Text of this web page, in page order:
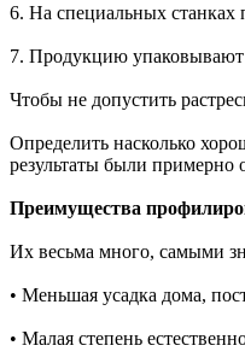
6. На специальных станках
7. Продукцию упаковывают
Чтобы не допустить
Определить насколько
результаты были примерно
Преимущества
Их весьма много, самыми
• Меньшая усадка дома,
• Малая степень